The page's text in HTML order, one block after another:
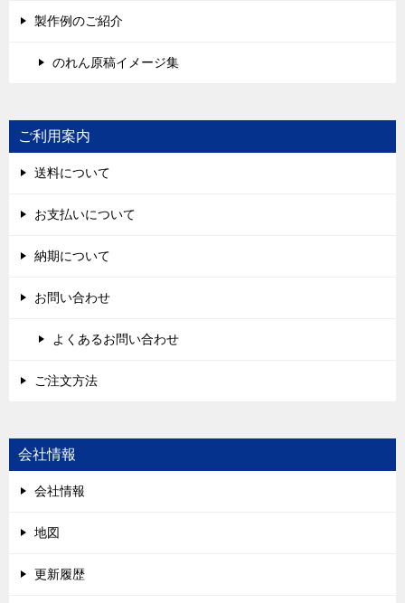
製作例のご紹介
のれん原稿イメージ集
ご利用案内
送料について
お支払いについて
納期について
お問い合わせ
よくあるお問い合わせ
ご注文方法
会社情報
会社情報
地図
更新履歴